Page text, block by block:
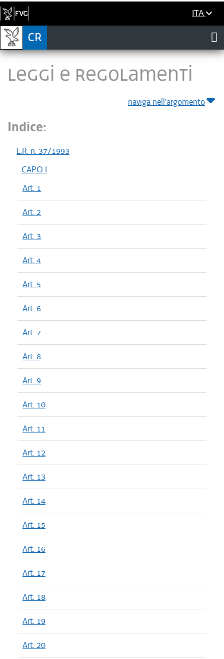
ITA
LEGGI E REGOLAMENTI
naviga nell'argomento
Indice:
L.R. n. 37/1993
CAPO I
Art. 1
Art. 2
Art. 3
Art. 4
Art. 5
Art. 6
Art. 7
Art. 8
Art. 9
Art. 10
Art. 11
Art. 12
Art. 13
Art. 14
Art. 15
Art. 16
Art. 17
Art. 18
Art. 19
Art. 20